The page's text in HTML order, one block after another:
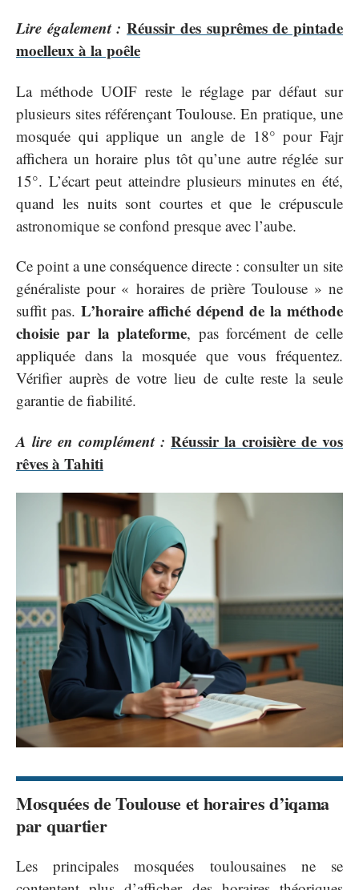
Lire également : Réussir des suprêmes de pintade
moelleux à la poêle
La méthode UOIF reste le réglage par défaut sur
plusieurs sites référençant Toulouse. En pratique, une
mosquée qui applique un angle de 18° pour Fajr
affichera un horaire plus tôt qu’une autre réglée sur
15°. L’écart peut atteindre plusieurs minutes en été,
quand les nuits sont courtes et que le crépuscule
astronomique se confond presque avec l’aube.
Ce point a une conséquence directe : consulter un site
généraliste pour « horaires de prière Toulouse » ne
suffit pas. L’horaire affiché dépend de la méthode
choisie par la plateforme, pas forcément de celle
appliquée dans la mosquée que vous fréquentez.
Vérifier auprès de votre lieu de culte reste la seule
garantie de fiabilité.
A lire en complément : Réussir la croisière de vos
rêves à Tahiti
Mosquées de Toulouse et horaires d’iqama
par quartier
Les principales mosquées toulousaines ne se